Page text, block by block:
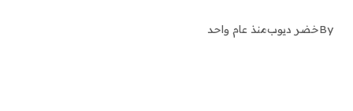
Byخضر ديوبمنذ عام واحد